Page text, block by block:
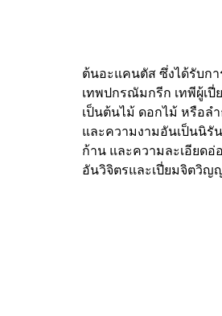
ต้นอะแคนตัส ซึ่งได้รับก
เทพปกรณัมกรีก เทพีผู้เ
เป็นต้นไม้ ดอกไม้ หรือล
และความงามอันเป็นนิรั
ก้าน และความละเอียด
อันวิจิตรและเปี่ยมจิตวิ